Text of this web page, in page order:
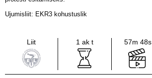
Ujumisliit: EKR3 kohustuslik
Liit 1 ak t 57m 48s